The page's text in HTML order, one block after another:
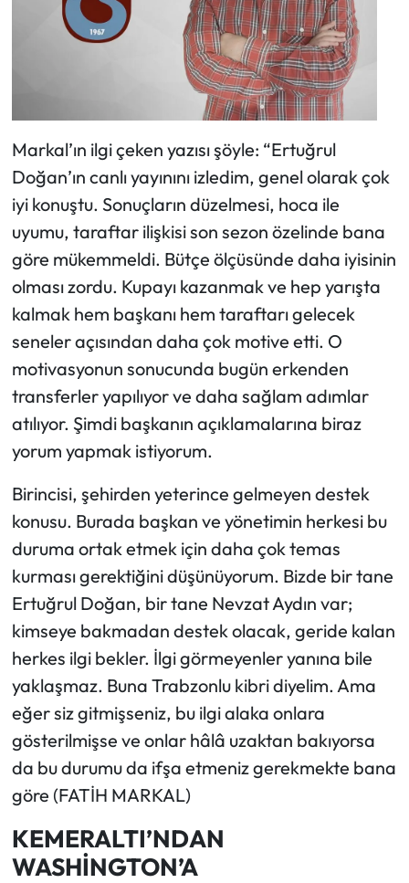
Markal’ın ilgi çeken yazısı şöyle: “Ertuğrul
Doğan’ın canlı yayınını izledim, genel olarak çok
iyi konuştu. Sonuçların düzelmesi, hoca ile
uyumu, taraftar ilişkisi son sezon özelinde bana
göre mükemmeldi. Bütçe ölçüsünde daha iyisinin
olması zordu. Kupayı kazanmak ve hep yarışta
kalmak hem başkanı hem taraftarı gelecek
seneler açısından daha çok motive etti. O
motivasyonun sonucunda bugün erkenden
transferler yapılıyor ve daha sağlam adımlar
atılıyor. Şimdi başkanın açıklamalarına biraz
yorum yapmak istiyorum.
Birincisi, şehirden yeterince gelmeyen destek
konusu. Burada başkan ve yönetimin herkesi bu
duruma ortak etmek için daha çok temas
kurması gerektiğini düşünüyorum. Bizde bir tane
Ertuğrul Doğan, bir tane Nevzat Aydın var;
kimseye bakmadan destek olacak, geride kalan
herkes ilgi bekler. İlgi görmeyenler yanına bile
yaklaşmaz. Buna Trabzonlu kibri diyelim. Ama
eğer siz gitmişseniz, bu ilgi alaka onlara
gösterilmişse ve onlar hâlâ uzaktan bakıyorsa
da bu durumu da ifşa etmeniz gerekmekte bana
göre (FATİH MARKAL)
KEMERALTI’NDAN
WASHİNGTON’A